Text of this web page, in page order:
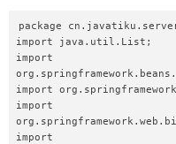
package
import java.util.List;
import
import
import
import